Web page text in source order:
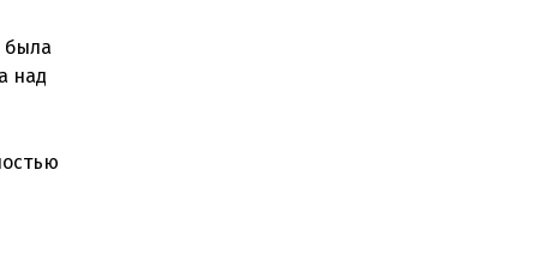
была
над